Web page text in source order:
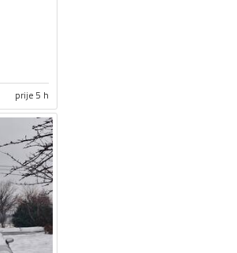
prije 5 h